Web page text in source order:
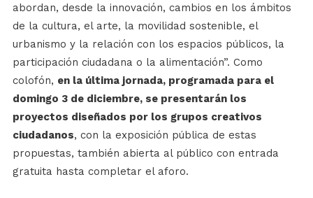
abordan, desde la innovación, cambios en los ámbitos
de la cultura, el arte, la movilidad sostenible, el
urbanismo y la relación con los espacios públicos, la
participación ciudadana o la alimentación”. Como
colofón, en la última jornada, programada para el
domingo 3 de diciembre, se presentarán los
proyectos diseñados por los grupos creativos
ciudadanos, con la exposición pública de estas
propuestas, también abierta al público con entrada
gratuita hasta completar el aforo.